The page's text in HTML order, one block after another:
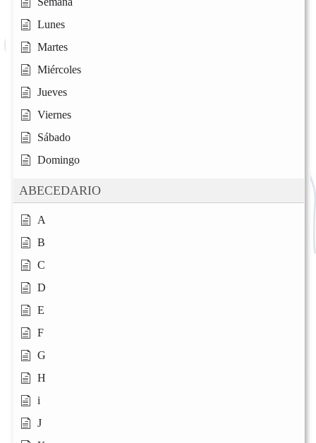
Lunes
Martes
Miércoles
Jueves
Viernes
Sábado
Domingo
ABECEDARIO
A
B
C
D
E
F
G
H
i
J